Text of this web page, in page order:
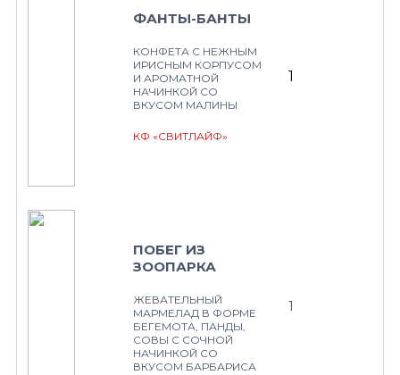
ФАНТЫ-БАНТЫ
КОНФЕТА С НЕЖНЫМ
ИРИСНЫМ КОРПУСОМ
И АРОМАТНОЙ
НАЧИНКОЙ СО
ВКУСОМ МАЛИНЫ
КФ «СВИТЛАЙФ»
1
ПОБЕГ ИЗ
ЗООПАРКА
ЖЕВАТЕЛЬНЫЙ
МАРМЕЛАД В ФОРМЕ
БЕГЕМОТА, ПАНДЫ,
СОВЫ С СОЧНОЙ
НАЧИНКОЙ СО
ВКУСОМ БАРБАРИСА
1